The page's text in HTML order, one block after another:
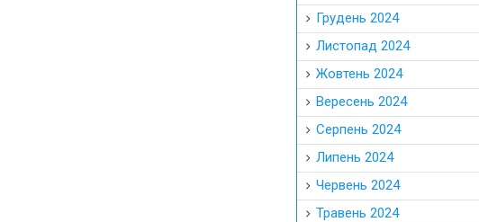
Грудень 2024
Листопад 2024
Жовтень 2024
Вересень 2024
Серпень 2024
Липень 2024
Червень 2024
Травень 2024